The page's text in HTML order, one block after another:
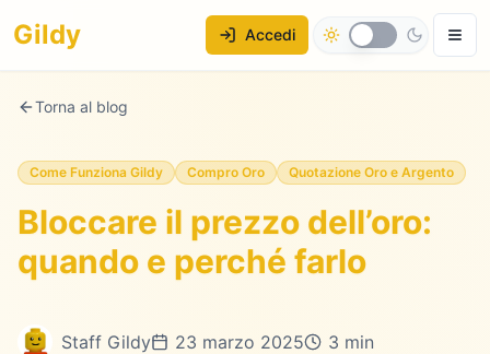
Gildy Accedi
Torna al blog
Come Funziona Gildy Compro Oro Quotazione Oro e Argento
Bloccare il prezzo dell’oro:
quando e perché farlo
Staff Gildy 23 marzo 2025 3 min